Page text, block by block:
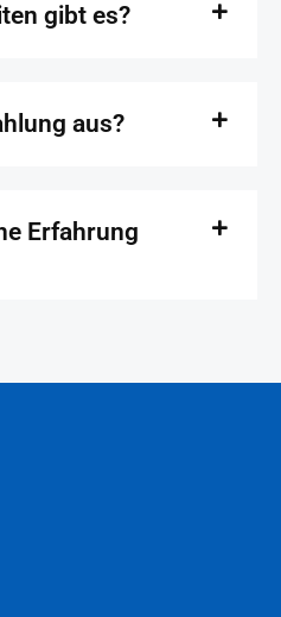
gibt es?
aus?
Erfahrung